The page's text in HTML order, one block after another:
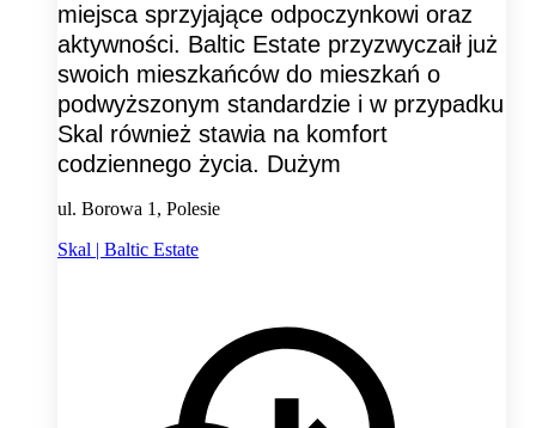
miejsca sprzyjające odpoczynkowi oraz
aktywności. Baltic Estate przyzwyczaił już
swoich mieszkańców do mieszkań o
podwyższonym standardzie i w przypadku
Skal również stawia na komfort
codziennego życia. Dużym
ul. Borowa 1, Polesie
Skal | Baltic Estate